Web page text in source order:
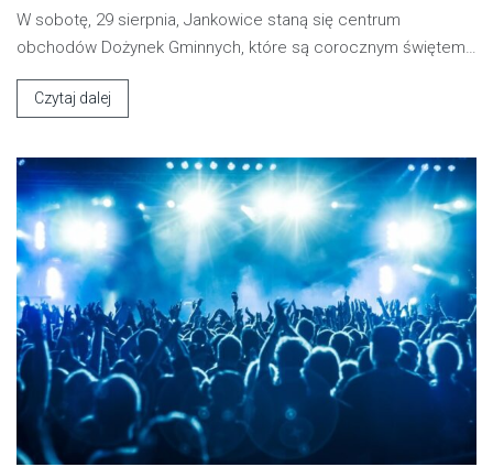
W sobotę, 29 sierpnia, Jankowice staną się centrum
obchodów Dożynek Gminnych, które są corocznym świętem…
Czytaj dalej